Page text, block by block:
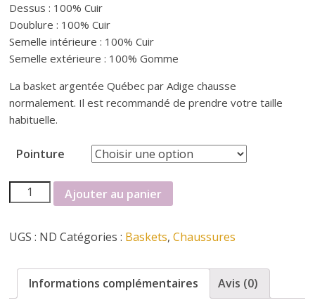
i
n
e
t
c
h
a
u
Dessus : 100% Cuir
Doublure : 100% Cuir
Semelle intérieure : 100% Cuir
Semelle extérieure : 100% Gomme
La basket argentée Québec par Adige chausse
normalement. Il est recommandé de prendre votre taille
habituelle.
Pointure
quantité
de
Adige
Ajouter au panier
UGS : ND Catégories : Baskets,Chaussures
Informations complémentaires Avis (0)